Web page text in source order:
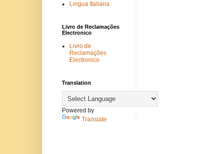
Lingua Italiana
Livro de Reclamações
Electronico
Livro de
Reclamações
Electronico
Translation
Powered by
Translate